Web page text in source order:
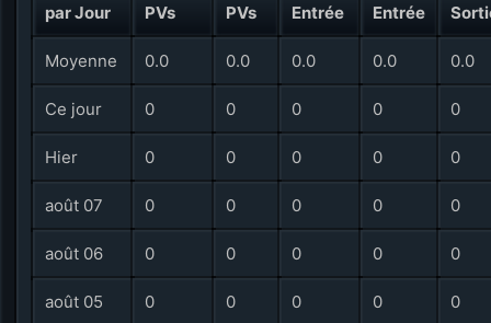
par Jour
PVs
PVs
Entrée
Entrée
Moyenne 0.0 0.0 0.0 0.0 0.0
Ce jour 0 0 0 0 0
Hier 0 0 0 0 0
août 07 0 0 0 0 0
août 06 0 0 0 0 0
août 05 0 0 0 0 0